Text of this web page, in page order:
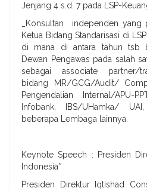
Jenjang 4 s.d. 7 pada LSP-
_Konsultan independen yang
Ketua Bidang Standarisasi di
di mana di antara tahun tsb
Dewan Pengawas pada salah
sebagai associate partner/
bidang MR/GCG/Audit/
Pengendalian Internal/
Infobank, IBS/UHamka/
beberapa Lembaga lainnya.
Keynote Speech : Presiden
Indonesia*
Presiden Direktur Iqtishad